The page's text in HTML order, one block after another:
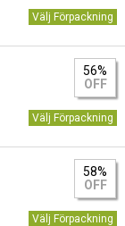
Välj Förpackning
56%
OFF
Välj Förpackning
58%
OFF
Välj Förpackning